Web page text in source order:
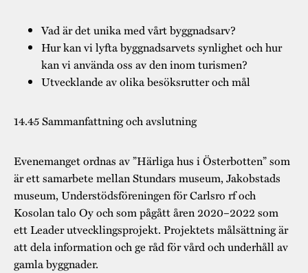
Vad är det unika med vårt byggnadsarv?
Hur kan vi lyfta byggnadsarvets synlighet och hur
kan vi använda oss av den inom turismen?
Utvecklande av olika besöksrutter och mål
14.45 Sammanfattning och avslutning
Evenemanget ordnas av ”Härliga hus i Österbotten” som
är ett samarbete mellan Stundars museum, Jakobstads
museum, Understödsföreningen för Carlsro rf och
Kosolan talo Oy och som pågått åren 2020–2022 som
ett Leader utvecklingsprojekt. Projektets målsättning är
att dela information och ge råd för vård och underhåll av
gamla byggnader.